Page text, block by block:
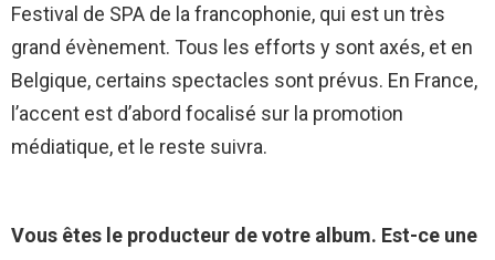
Festival de SPA de la francophonie, qui est un très
grand évènement. Tous les efforts y sont axés, et en
Belgique, certains spectacles sont prévus. En France,
l’accent est d’abord focalisé sur la promotion
médiatique, et le reste suivra.
Vous êtes le producteur de votre album. Est-ce une